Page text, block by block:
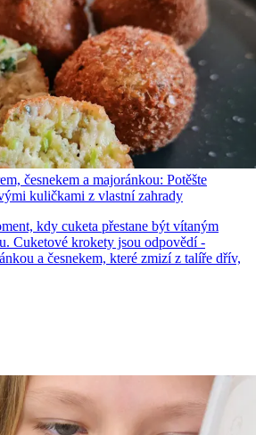
česnekem a majoránkou: Potěšte
kuličkami z vlastní zahrady
kdy cuketa přestane být vítaným
Cuketové krokety jsou odpovědí -
a česnekem, které zmizí z talíře dřív,